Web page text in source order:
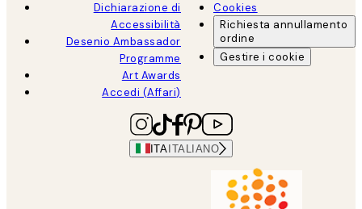
Dichiarazione di
Accessibilità
Desenio Ambassador
Programme
Art Awards
Accedi (Affari)
Cookies
Richiesta annullamento
ordine
Gestire i cookie
ITA ITALIANO